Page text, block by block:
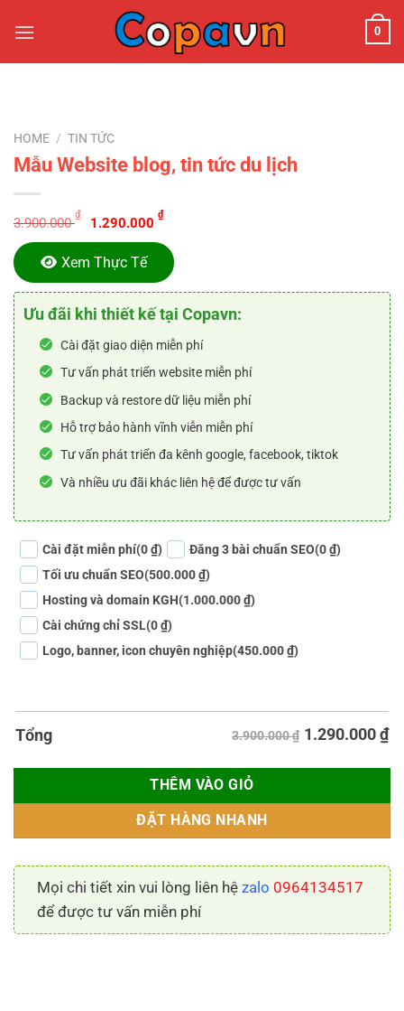
đến
0
HOME / TIN TỨC
Mẫu Website blog, tin tức du lịch
3.900.000
₫
Original
price
was:
3.900.000 ₫.
1.290.000
₫Current
price
is:
1.290.000 ₫.
Xem Thực Tế
Ưu đãi khi thiết kế tại Copavn:
Cài đặt giao diện miễn phí
Tư vấn phát triển website miễn phí
Backup và restore dữ liệu miễn phí
Hỗ trợ bảo hành vĩnh viễn miễn phí
Tư vấn phát triển đa kênh google, facebook, tiktok
Và nhiều ưu đãi khác liên hệ để được tư vấn
Cài đặt miễn phí(0 ₫) Đăng 3 bài chuẩn SEO(0 ₫)
Tối ưu chuẩn SEO(500.000 ₫)
Hosting và domain KGH(1.000.000 ₫)
Cài chứng chỉ SSL(0 ₫)
Logo, banner, icon chuyên nghiệp(450.000 ₫)
Tổng 3.900.000 ₫ 1.290.000₫
THÊM VÀO GIỎ
ĐẶT HÀNG NHANH
Mọi chi tiết xin vui lòng liên hệ zalo 0964134517
để được tư vấn miễn phí